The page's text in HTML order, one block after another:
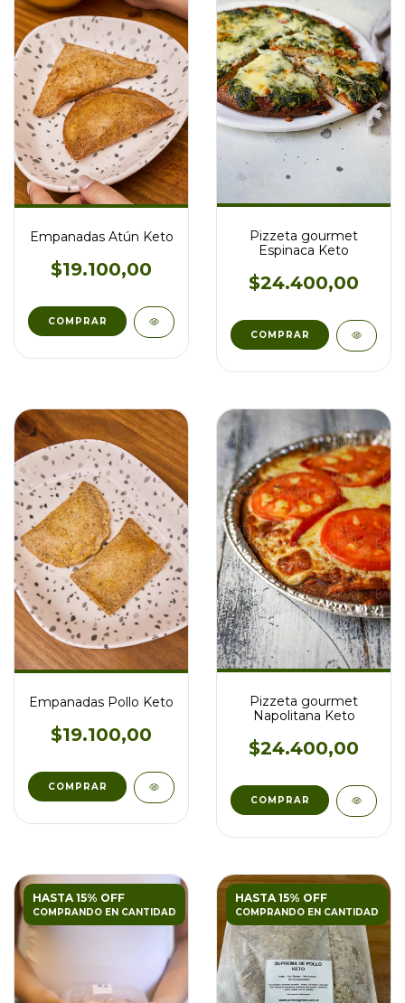
Empanadas Atún Keto
$19.100,00
Pizzeta gourmet
Espinaca Keto
$24.400,00
Empanadas Pollo Keto
$19.100,00
Pizzeta gourmet
Napolitana Keto
$24.400,00
HASTA 15% OFF
COMPRANDO EN CANTIDAD
HASTA 15% OFF
COMPRANDO EN CANTIDAD